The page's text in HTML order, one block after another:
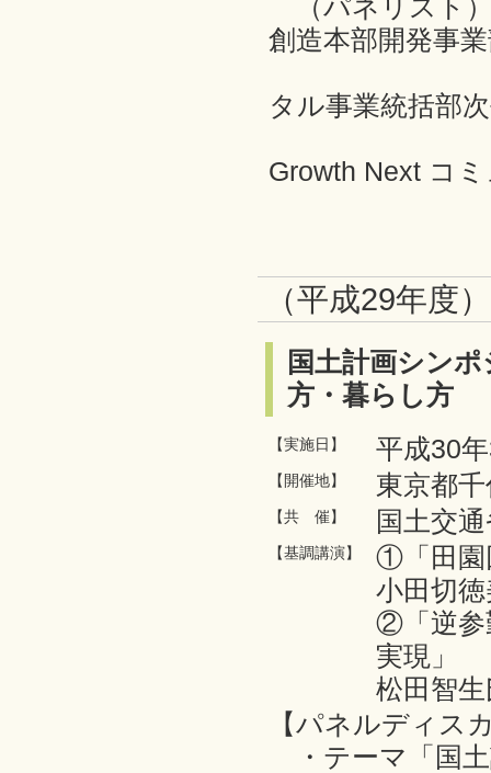
（パネリスト
創造本部開発事
タル事業統括部
Growth Next コ
（平成29年度）
国土計画シン
方・暮らし方
【実施日】 平成30
【開催地】 東京都
【共 催】 国土交
【基調講演】
①「田園
小田切
②「逆参
実現」
松田智
【パネルディス
・テーマ「国